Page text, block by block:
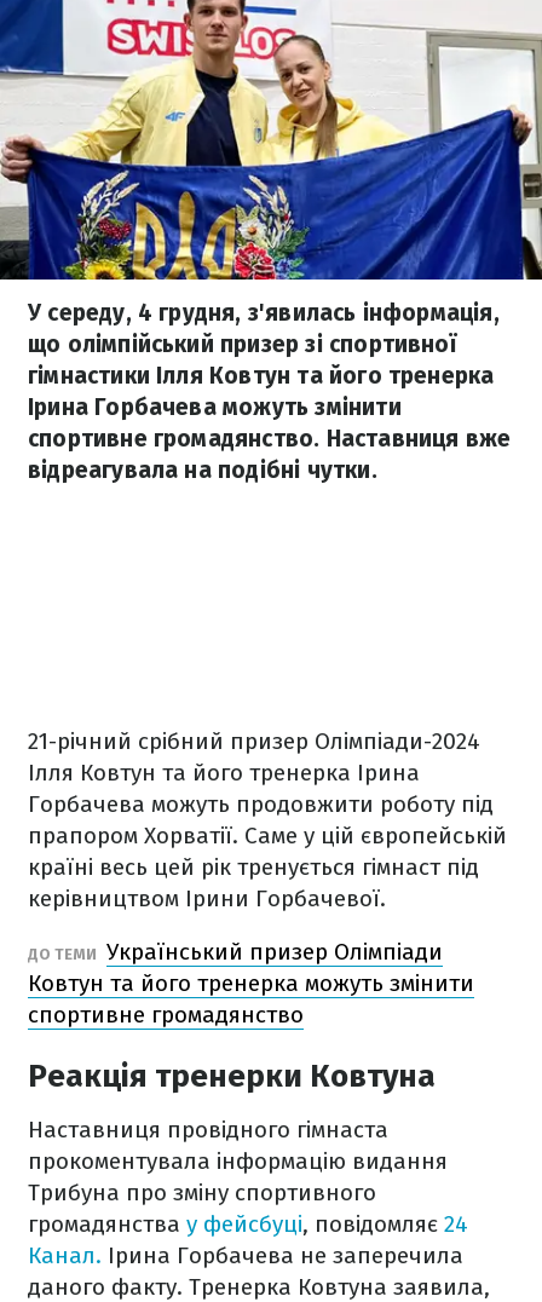
У середу, 4 грудня, з'явилась інформація,
що олімпійський призер зі спортивної
гімнастики Ілля Ковтун та його тренерка
Ірина Горбачева можуть змінити
спортивне громадянство. Наставниця вже
відреагувала на подібні чутки.
21-річний срібний призер Олімпіади-2024
Ілля Ковтун та його тренерка Ірина
Горбачева можуть продовжити роботу під
прапором Хорватії. Саме у цій європейській
країні весь цей рік тренується гімнаст під
керівництвом Ірини Горбачевої.
ДО ТЕМИ Український призер Олімпіади
Ковтун та його тренерка можуть змінити
спортивне громадянство
Реакція тренерки Ковтуна
Наставниця провідного гімнаста
прокоментувала інформацію видання
Трибуна про зміну спортивного
громадянства у фейсбуці, повідомляє 24
Канал. Ірина Горбачева не заперечила
даного факту. Тренерка Ковтуна заявила,